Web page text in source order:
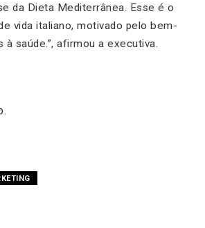
da Dieta Mediterrânea. Esse é o
vida italiano, motivado pelo bem-
saúde.”, afirmou a executiva.